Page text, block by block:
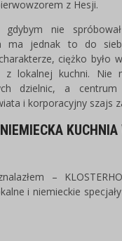
z Hesji.
gdybym nie
ma jednak to do
ciężko było
lokalnej kuchni. Nie
dzielnic, a
i korporacyjny szajs
KUCHNIA
–
i niemieckie